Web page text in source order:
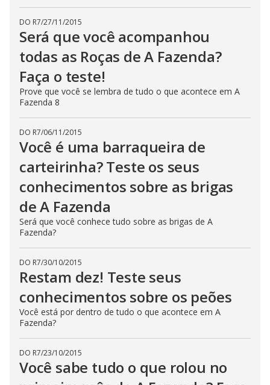
DO R7/27/11/2015
Será que você acompanhou
todas as Roças de A Fazenda?
Faça o teste!
Prove que você se lembra de tudo o que acontece em A
Fazenda 8
DO R7/06/11/2015
Você é uma barraqueira de
carteirinha? Teste os seus
conhecimentos sobre as brigas
de A Fazenda
Será que você conhece tudo sobre as brigas de A
Fazenda?
DO R7/30/10/2015
Restam dez! Teste seus
conhecimentos sobre os peões
Você está por dentro de tudo o que acontece em A
Fazenda?
DO R7/23/10/2015
Você sabe tudo o que rolou no